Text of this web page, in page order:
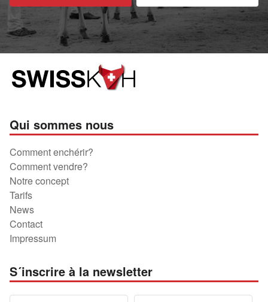
Qui sommes nous
Comment enchérir?
Comment vendre?
Notre concept
Tarifs
News
Contact
Impressum
S´inscrire à la newsletter